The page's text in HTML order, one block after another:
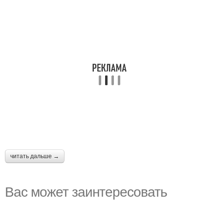
читать дальше →
Вас может заинтересовать